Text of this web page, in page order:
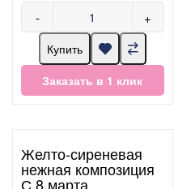
- +
Купить
Заказать в 1 клик
Желто-сиреневая
нежная композиция
С 8 марта